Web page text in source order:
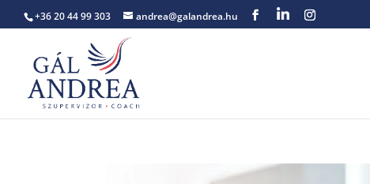
+36 20 44 99 303 andrea@galandrea.hu